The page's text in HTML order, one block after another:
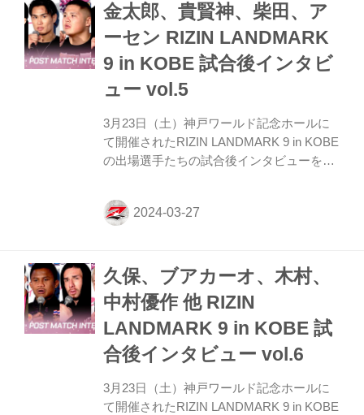
選手がタフだったなと感じています。 ーー
したか？ RENA ポーカーフェイスで、本当
に効いているのかな？ダメージあるのか
な？と自分自身が疑うくらい何も表情出な
きは、昔の動...
金太郎、貴賢神、柴田、ア
ーセン RIZIN LANDMARK
9 in KOBE 試合後インタビ
ュー vol.5
3月23日（土）神戸ワールド記念ホールに
て開催されたRIZIN LANDMARK 9 in KOBE
の出場選手たちの試合後インタビューを公
「感情が溢れてしまって」 ーー試合後の率
直な感想をお聞かせいただけますか。 柴田
ケージのなかで涙を流していました。あの
時にどういった感情がこみあげてきたので
しょうか。 柴田 なんやろ。PRIDEを夢見
て僕はやってきて、自分のなかで「あの舞
台に立ってるんやな」と感情に浸りながら
入場してて、勝ったときはリング上という
か、ケー...
久保、ブアカーオ、木村、
中村優作 他 RIZIN
LANDMARK 9 in KOBE 試
合後インタビュー vol.6
3月23日（土）神戸ワールド記念ホールに
て開催されたRIZIN LANDMARK 9 in KOBE